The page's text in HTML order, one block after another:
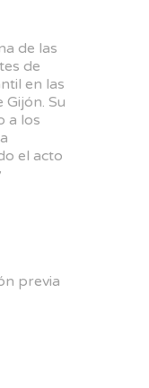
de las
de
en las
Su
a los
el acto
previa